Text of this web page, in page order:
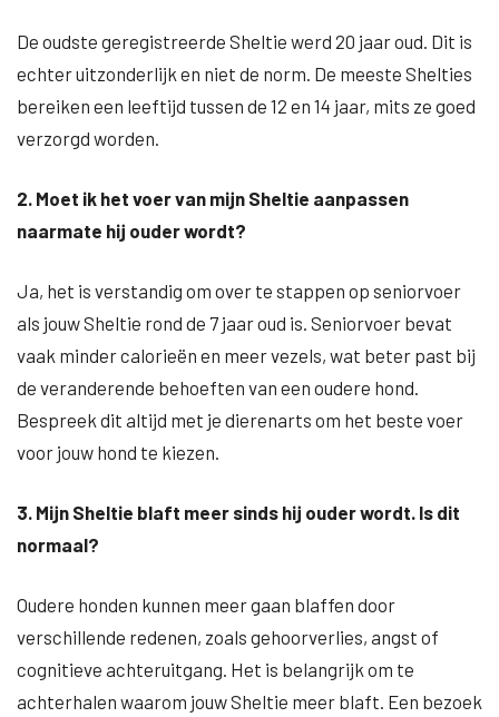
De oudste geregistreerde Sheltie werd 20 jaar oud. Dit is
echter uitzonderlijk en niet de norm. De meeste Shelties
bereiken een leeftijd tussen de 12 en 14 jaar, mits ze goed
verzorgd worden.
2. Moet ik het voer van mijn Sheltie aanpassen
naarmate hij ouder wordt?
Ja, het is verstandig om over te stappen op seniorvoer
als jouw Sheltie rond de 7 jaar oud is. Seniorvoer bevat
vaak minder calorieën en meer vezels, wat beter past bij
de veranderende behoeften van een oudere hond.
Bespreek dit altijd met je dierenarts om het beste voer
voor jouw hond te kiezen.
3. Mijn Sheltie blaft meer sinds hij ouder wordt. Is dit
normaal?
Oudere honden kunnen meer gaan blaffen door
verschillende redenen, zoals gehoorverlies, angst of
cognitieve achteruitgang. Het is belangrijk om te
achterhalen waarom jouw Sheltie meer blaft. Een bezoek